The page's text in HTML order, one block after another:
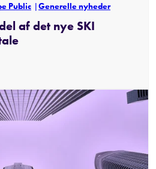
Public Generelle nyheder
af det nye SKI